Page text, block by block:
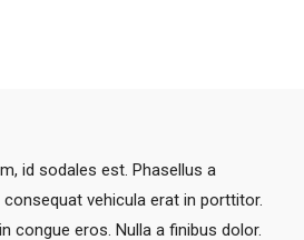
id sodales est. Phasellus a
vehicula erat in porttitor.
congue eros. Nulla a finibus dolor.